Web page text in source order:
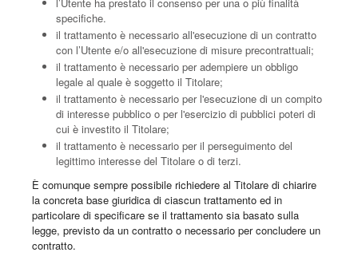
specifiche.
il trattamento è necessario all'esecuzione di un contratto
con l’Utente e/o all'esecuzione di misure precontrattuali;
il trattamento è necessario per adempiere un obbligo
legale al quale è soggetto il Titolare;
il trattamento è necessario per l'esecuzione di un compito
di interesse pubblico o per l'esercizio di pubblici poteri di
cui è investito il Titolare;
il trattamento è necessario per il perseguimento del
legittimo interesse del Titolare o di terzi.
È comunque sempre possibile richiedere al Titolare di chiarire
la concreta base giuridica di ciascun trattamento ed in
particolare di specificare se il trattamento sia basato sulla
legge, previsto da un contratto o necessario per concludere un
contratto.